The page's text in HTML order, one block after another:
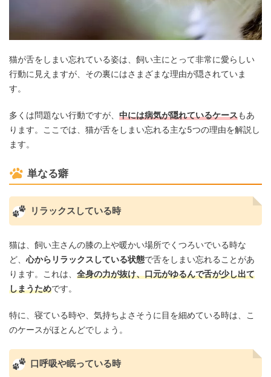
猫が舌をしまい忘れている姿は、飼い主にとって非常に愛らしい
行動に見えますが、その裏にはさまざまな理由が隠されていま
す。
多くは問題ない行動ですが、 中には病気が隠れているケースもあ
ります。ここでは、猫が舌をしまい忘れる主な5つの理由を解説し
ます。
単なる癖
リラックスしている時
猫は、飼い主さんの膝の上や暖かい場所でくつろいでいる時な
ど、 心からリラックスしている状態で舌をしまい忘れることがあ
ります。これは、 全身の力が抜け、口元がゆるんで舌が少し出て
しまうためです。
特に、寝ている時や、気持ちよさそうに目を細めている時は、こ
のケースがほとんどでしょう。
口呼吸や眠っている時